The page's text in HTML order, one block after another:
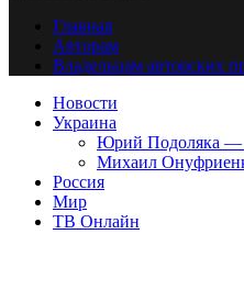
Главная
Авторам
Владельцам авторских
Новости
Украина
Юрий Подоляка
Михаил
Россия
Мир
ТВ Онлайн